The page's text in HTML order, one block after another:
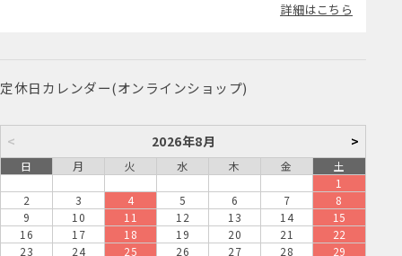
詳細はこちら
定休日カレンダー(オンラインショップ)
< 2026年8月 >
日 月 火 水 木 金
土
1
2
3 4 5 6 7
8
9
10 11 12 13 14
15
16
17 18 19 20 21
22
23
24 25 26 27 28
29